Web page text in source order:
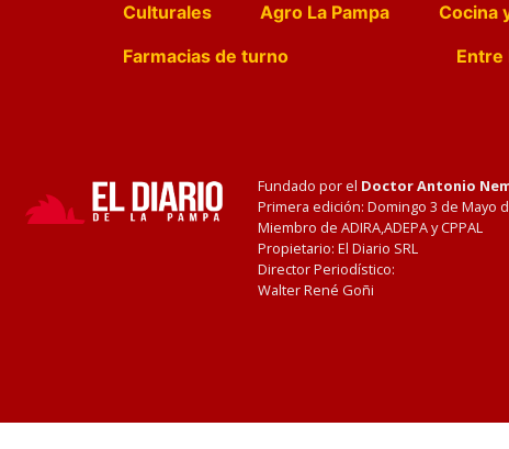
Culturales
Agro La Pampa Cocina
Farmacias de turno
Entre
Fundado por el Doctor Antonio
Primera edición: Domingo 3 de Mayo
Miembro de ADIRA,ADEPA y CPPAL
Propietario: El Diario SRL
Director Periodístico:
Walter René Goñi